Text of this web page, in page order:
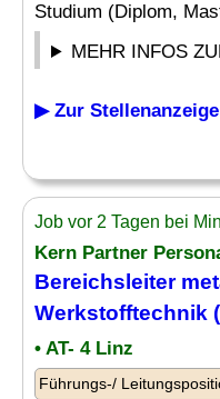
Studium (Diplom,
MEHR INFOS
▶ Zur Stellenanzeige
Job vor 2 Tagen bei
Kern Partner
Bereichsleiter
Werkstofftechnik
• AT- 4 Linz
Führungs-/